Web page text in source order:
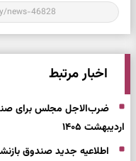
اخبار مرتبط
ضرب‌الاجل مجلس برای
اردیبهشت ۱۴۰۵
اطلاعیه جدید صندوق